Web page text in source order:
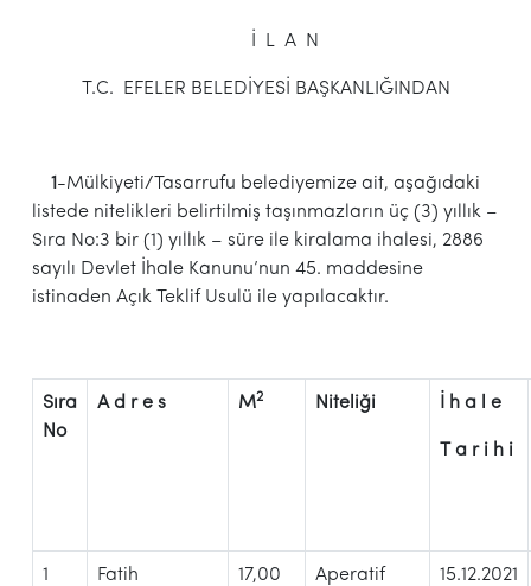
İ L A N
T.C. EFELER BELEDİYESİ BAŞKANLIĞINDAN
1-Mülkiyeti/Tasarrufu belediyemize ait, aşağıdaki
listede nitelikleri belirtilmiş taşınmazların üç (3) yıllık –
Sıra No:3 bir (1) yıllık – süre ile kiralama ihalesi, 2886
sayılı Devlet İhale Kanunu’nun 45. maddesine
istinaden Açık Teklif Usulü ile yapılacaktır.
Sıra
No
A d r e s M2 Niteliği İ h a l e
T a r i h i
1
Fatih
17,00
Aperatif
15.12.2021